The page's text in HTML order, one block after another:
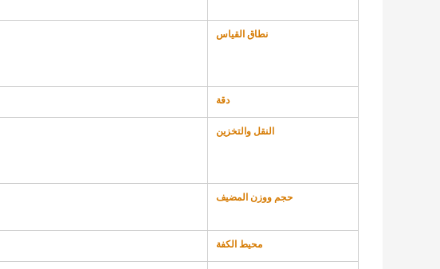
نطاق القياس
دقة
النقل والتخزين
حجم ووزن المضيف
محيط الكفة